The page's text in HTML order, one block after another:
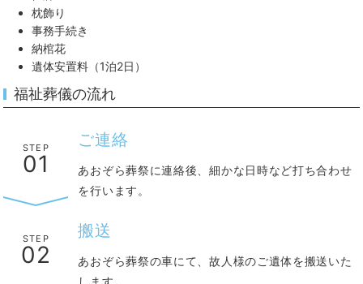
枕飾り
事務手続き
納棺花
遺体安置料（1泊2日）
福祉葬儀の流れ
STEP
01
ご連絡
あおぞら葬祭に連絡後、細かな日時など打ち合わせ
を行います。
STEP
02
搬送
あおぞら葬祭の車にて、故人様のご遺体を搬送いた